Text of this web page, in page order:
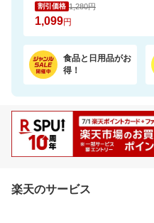
割引価格 1,280円
1,099円
食品と日用品がお
得！
楽天のサービス